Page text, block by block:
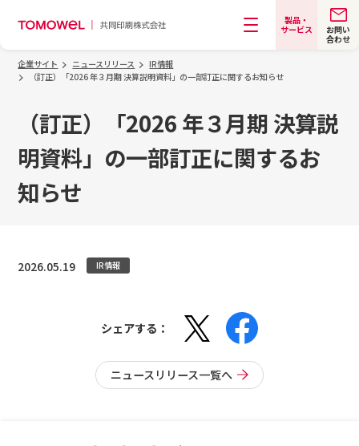
製品・
サービス
お問い
合わせ
企業サイト ニュースリリース
IR情報
（訂正）「2026 年３月期 決算説明資料」の一部訂正に関するお知らせ
（訂正）「2026 年３月期 決算説
明資料」の一部訂正に関するお
知らせ
2026.05.19 IR情報
シェアする：
ニュースリリース一覧へ